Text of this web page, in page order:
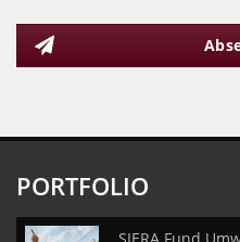
PORTFOLIO